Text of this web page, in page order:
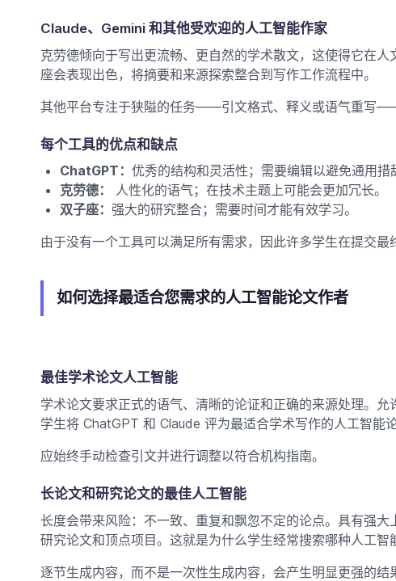
Claude、Gemini 和其他受欢迎的人工智能作家
克劳德倾向于写出更流畅、更自然的学术散文，这使得它在
座会表现出色，将摘要和来源探索整合到写作工作流程中。
其他平台专注于狭隘的任务——引文格式、释义或语气重写
每个工具的优点和缺点
ChatGPT： 优秀的结构和灵活性；需要编辑以避免通用措
克劳德：
人性化的语气；在技​​术主题上可能会更加冗长。
双子座： 强大的研究整合；需要时间才能有效学习。
由于没有一个工具可以满足所有需求，因此许多学生在提交最
如何选择最适合您需求的人工智能论文作者
最佳学术论文人工智能
学术论文要求正式的语气、清晰的论证和正确的来源处理。
学生将 ChatGPT 和 Claude 评为最适合学术写作的人工智能
应始终手动检查引文并进行调整以符合机构指南。
长论文和研究论文的最佳人工智能
长度会带来风险：不一致、重复和飘忽不定的论点。具有强
研究论文和顶点项目。这就是为什么学生经常搜索哪种人工智
逐节生成内容，而不是一次性生成内容，会产生明显更强的结